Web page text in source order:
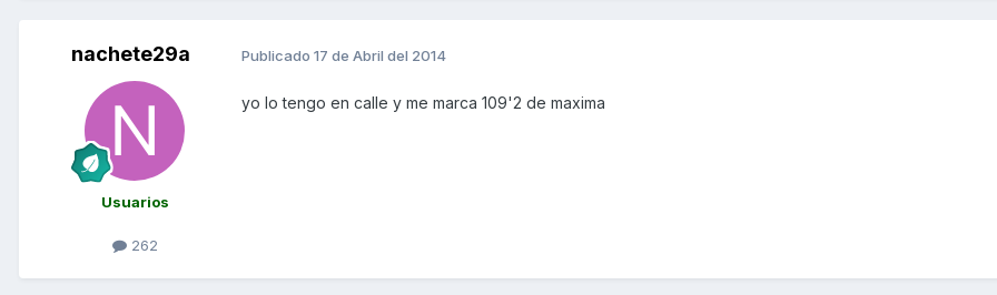
nachete29a
Usuarios
262
Publicado 17 de Abril del 2014
yo lo tengo en calle y me marca 109'2 de maxima